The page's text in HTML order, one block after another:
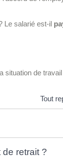
Le salarié est-il
situation de
Tout
retrait ?